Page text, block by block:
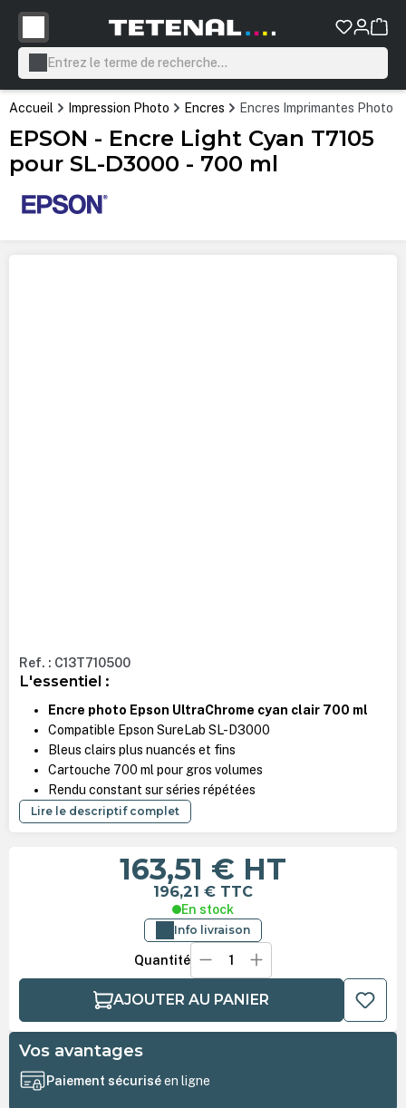
principal
Accueil Impression Photo Encres Encres Imprimantes Photo
EPSON - Encre Light Cyan T7105
pour SL-D3000 - 700 ml
Ref. : C13T710500
L'essentiel :
Encre photo Epson UltraChrome cyan clair 700 ml
Compatible Epson SureLab SL-D3000
Bleus clairs plus nuancés et fins
Cartouche 700 ml pour gros volumes
Rendu constant sur séries répétées
Lire le descriptif complet
163,51 € HT
196,21 € TTC
En stock
Info livraison
Quantité
AJOUTER AU PANIER
Vos avantages
Paiement sécuriséen ligne